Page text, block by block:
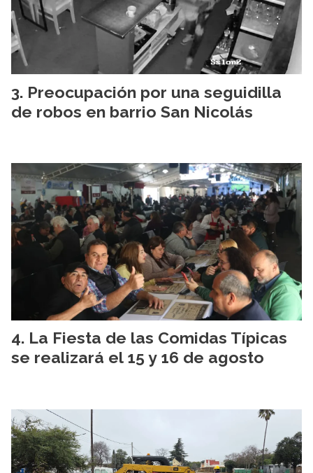
Preocupación por una seguidilla
de robos en barrio San Nicolás
La Fiesta de las Comidas Típicas
se realizará el 15 y 16 de agosto